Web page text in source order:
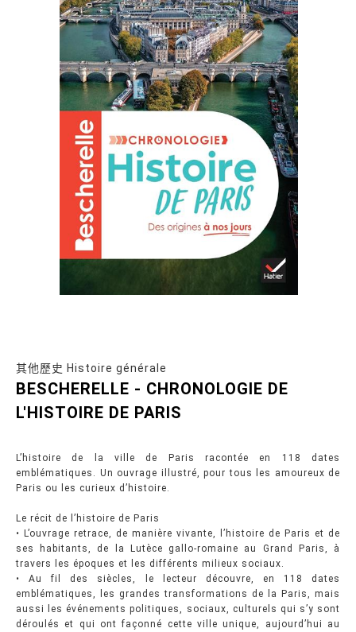
其他歷史 Histoire générale
BESCHERELLE - CHRONOLOGIE DE
L'HISTOIRE DE PARIS
L’histoire de la ville de Paris racontée en 118 dates
emblématiques. Un ouvrage illustré, pour tous les amoureux de
Paris ou les curieux d’histoire.
Le récit de l’histoire de Paris
• L’ouvrage retrace, de manière vivante, l’histoire de Paris et de
ses habitants, de la Lutèce gallo-romaine au Grand Paris, à
travers les époques et les différents milieux sociaux.
• Au fil des siècles, le lecteur découvre, en 118 dates
emblématiques, les grandes transformations de la Paris, mais
aussi les événements politiques, sociaux, culturels qui s’y sont
déroulés et qui ont façonné cette ville unique, aujourd’hui au